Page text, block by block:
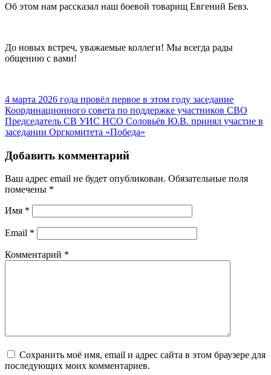
Об этом нам рассказал наш боевой товарищ Евгений Бевз.
До новых встреч, уважаемые коллеги! Мы всегда рады
общению с вами!
4 марта 2026 года провёл первое в этом году заседание
Координационного совета по поддержке участников СВО
Председатель СВ УИС НСО Соловьёв Ю.В. принял участие в
заседании Оргкомитета «Победа»
Добавить комментарий
Ваш адрес email не будет опубликован. Обязательные поля
помечены *
Имя *
Email *
Комментарий *
Сохранить моё имя, email и адрес сайта в этом браузере для
последующих моих комментариев.